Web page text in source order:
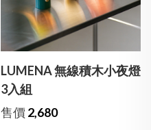
LUMENA 無線積木小夜燈
3入組
售價 2,680